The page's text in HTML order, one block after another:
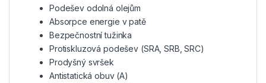
Podešev odolná olejům
Absorpce energie v patě
Bezpečnostní tužinka
Protiskluzová podešev (SRA, SRB, SRC)
Prodyšný svršek
Antistatická obuv (A)